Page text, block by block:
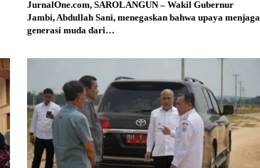
JurnalOne.com, SAROLANGUN – Wakil Gubernur
Jambi, Abdullah Sani, menegaskan bahwa upaya menjaga
generasi muda dari…